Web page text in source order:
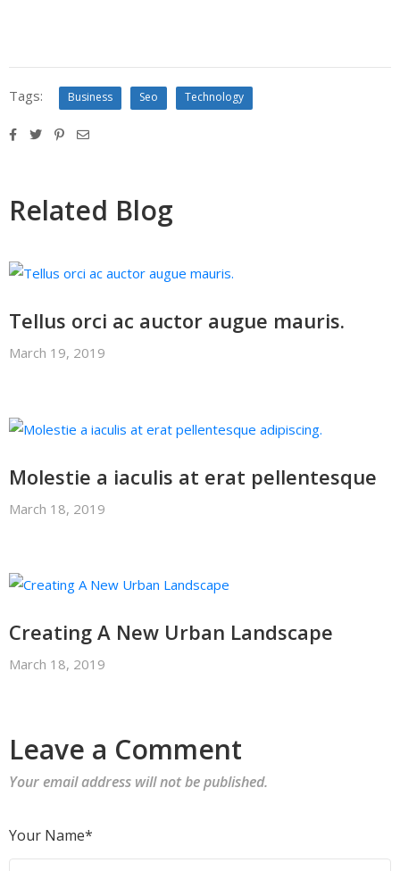
Tags: Business Seo Technology
Related Blog
Tellus orci ac auctor augue mauris.
March 19, 2019
Molestie a iaculis at erat pellentesque
March 18, 2019
Creating A New Urban Landscape
March 18, 2019
Leave a Comment
Your email address will not be published.
Your Name*